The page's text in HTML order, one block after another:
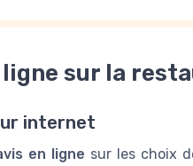
sur la
internet
en ligne sur les choix